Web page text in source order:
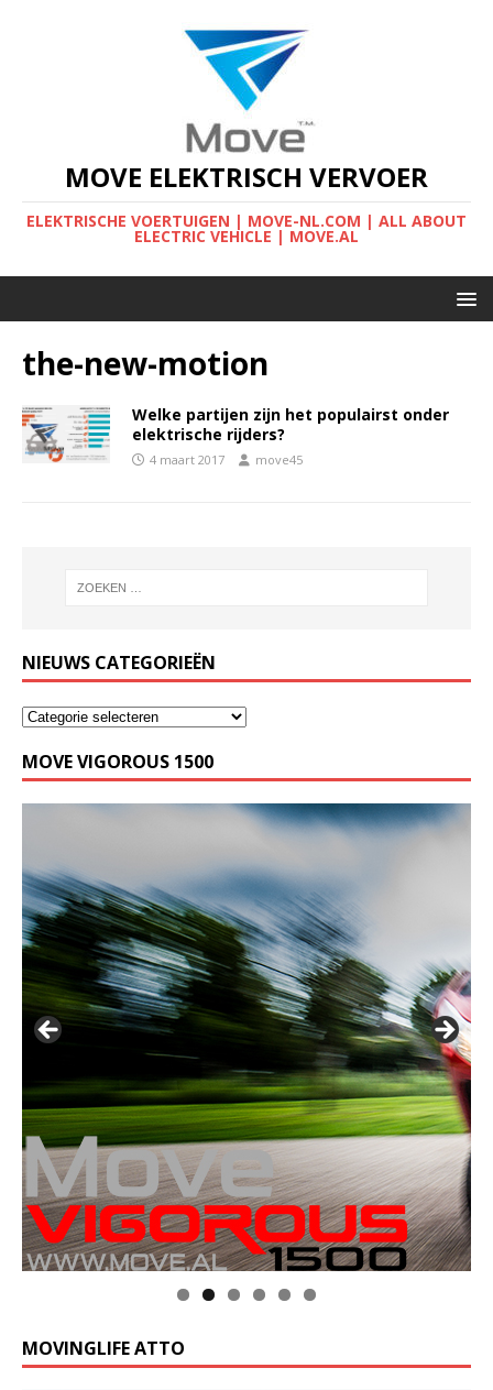
MOVE ELEKTRISCH VERVOER
ELEKTRISCHE VOERTUIGEN | MOVE-NL.COM | ALL ABOUT
ELECTRIC VEHICLE | MOVE.AL
the-new-motion
Welke partijen zijn het populairst onder
elektrische rijders?
4 maart 2017 move45
NIEUWS CATEGORIEËN
MOVE VIGOROUS 1500
MOVINGLIFE ATTO